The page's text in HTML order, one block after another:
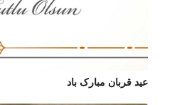
عید قربان مبارک باد